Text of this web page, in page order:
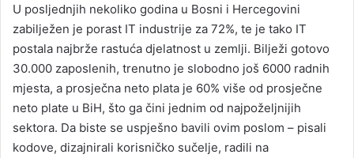
U posljednjih nekoliko godina u Bosni i Hercegovini
zabilježen je porast IT industrije za 72%, te je tako IT
postala najbrže rastuća djelatnost u zemlji. Bilježi gotovo
30.000 zaposlenih, trenutno je slobodno još 6000 radnih
mjesta, a prosječna neto plata je 60% više od prosječne
neto plate u BiH, što ga čini jednim od najpoželjnijih
sektora. Da biste se uspješno bavili ovim poslom – pisali
kodove, dizajnirali korisničko sučelje, radili na